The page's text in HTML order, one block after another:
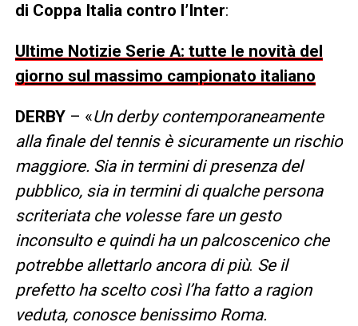
di Coppa Italia contro l’Inter:
Ultime Notizie Serie A: tutte le novità del
giorno sul massimo campionato italiano
DERBY – «Un derby contemporaneamente
alla finale del tennis è sicuramente un rischio
maggiore. Sia in termini di presenza del
pubblico, sia in termini di qualche persona
scriteriata che volesse fare un gesto
inconsulto e quindi ha un palcoscenico che
potrebbe allettarlo ancora di più. Se il
prefetto ha scelto così l’ha fatto a ragion
veduta, conosce benissimo Roma.